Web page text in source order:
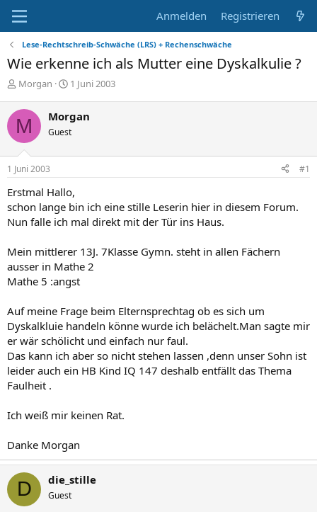
Anmelden Registrieren
Lese-Rechtschreib-Schwäche (LRS) + Rechenschwäche
Wie erkenne ich als Mutter eine Dyskalkulie ?
E
s
t
e
l
l
e
Morgan
E
t
e
l
m
1 Juni 2003
M Morgan
Guest
1 Juni 2003 #1
Erstmal Hallo,
schon lange bin ich eine stille Leserin hier in diesem Forum.
Nun falle ich mal direkt mit der Tür ins Haus.
Mein mittlerer 13J. 7Klasse Gymn. steht in allen Fächern
ausser in Mathe 2
Mathe 5 :angst
Auf meine Frage beim Elternsprechtag ob es sich um
Dyskalkluie handeln könne wurde ich belächelt.Man sagte mir
er wär schölicht und einfach nur faul.
Das kann ich aber so nicht stehen lassen ,denn unser Sohn ist
leider auch ein HB Kind IQ 147 deshalb entfällt das Thema
Faulheit .
Ich weiß mir keinen Rat.
Danke Morgan
D die_stille
Guest